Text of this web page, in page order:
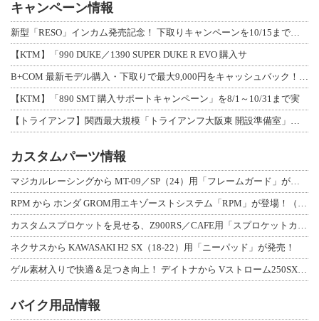
キャンペーン情報
新型「RESO」インカム発売記念！ 下取りキャンペーンを10/15まで延長して開
【KTM】「990 DUKE／1390 SUPER DUKE R EVO 購入サ
B+COM 最新モデル購入・下取りで最大9,000円をキャッシュバック！「B+F
【KTM】「890 SMT 購入サポートキャンペーン」を8/1～10/31まで実
【トライアンフ】関西最大規模「トライアンフ大阪東 開設準備室」がオープン！ 限定
カスタムパーツ情報
マジカルレーシングから MT-09／SP（24）用「フレームガード」が登場！
RPM から ホンダ GROM用エキゾーストシステム「RPM」が登場！（動画あり
カスタムスプロケットを見せる、Z900RS／CAFE用「スプロケットカバーフルキ
ネクサスから KAWASAKI H2 SX（18-22）用「ニーパッド」が発売！
ゲル素材入りで快適＆足つき向上！ デイトナから Vストローム250SX用「快適ロ
バイク用品情報